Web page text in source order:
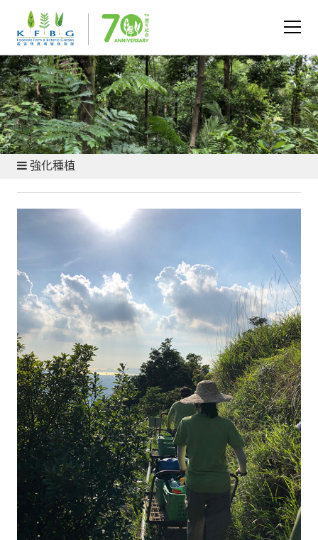
植物園和自然保育區 - 我們的山丘
強化種植